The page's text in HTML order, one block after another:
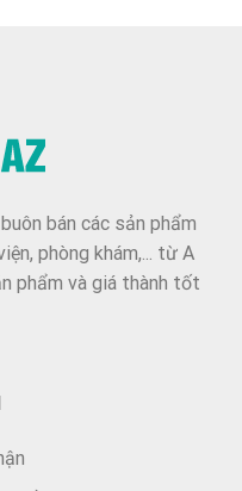
bán các sản phẩm
phòng khám,... từ A
phẩm và giá thành tốt